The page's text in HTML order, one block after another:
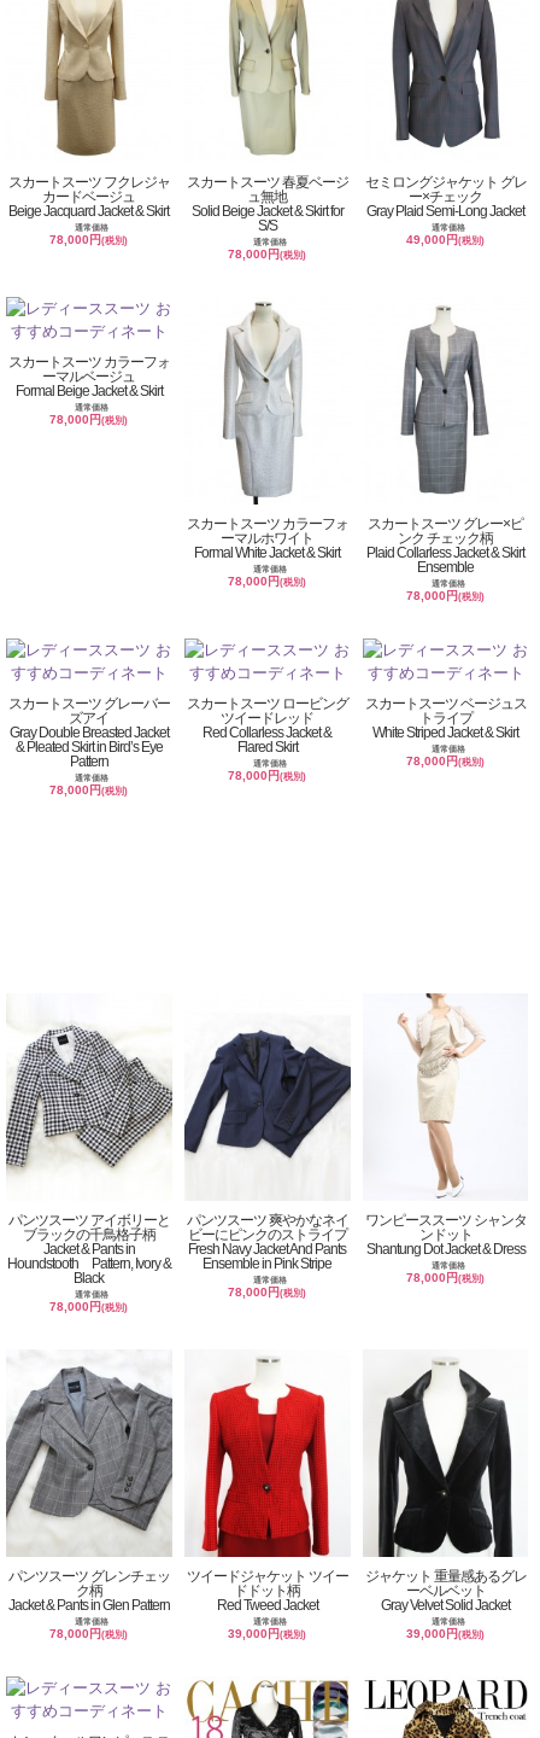
スカートスーツ フクレジャ
カードベージュ
Beige Jacquard Jacket & Skirt
通常価格
78,000円(税別)
スカートスーツ 春夏ベージ
ュ無地
Solid Beige Jacket & Skirt for
S/S
通常価格
78,000円(税別)
セミロングジャケット グレ
ー×チェック
Gray Plaid Semi-Long Jacket
通常価格
49,000円(税別)
スカートスーツ カラーフォ
ーマルベージュ
Formal Beige Jacket & Skirt
通常価格
78,000円(税別)
スカートスーツ カラーフォ
ーマルホワイト
Formal White Jacket & Skirt
通常価格
78,000円(税別)
スカートスーツ グレー×ピ
ンク チェック柄
Plaid Collarless Jacket & Skirt
Ensemble
通常価格
78,000円(税別)
スカートスーツ グレーバー
ズアイ
Gray Double Breasted Jacket
& Pleated Skirt in Bird’s Eye
Pattern
通常価格
78,000円(税別)
スカートスーツ ロービング
ツイードレッド
Red Collarless Jacket &
Flared Skirt
通常価格
78,000円(税別)
スカートスーツ ベージュス
トライプ
White Striped Jacket & Skirt
通常価格
78,000円(税別)
パンツスーツ アイボリーと
ブラックの千鳥格子柄
Jacket & Pants in
Houndstooth Pattern, Ivory &
Black
通常価格
78,000円(税別)
パンツスーツ 爽やかなネイ
ビーにピンクのストライプ
Fresh Navy Jacket And Pants
Ensemble in Pink Stripe
通常価格
78,000円(税別)
ワンピーススーツ シャンタ
ンドット
Shantung Dot Jacket & Dress
通常価格
78,000円(税別)
パンツスーツ グレンチェッ
ク柄
Jacket & Pants in Glen Pattern
通常価格
78,000円(税別)
ツイードジャケット ツイー
ドドット柄
Red Tweed Jacket
通常価格
39,000円(税別)
ジャケット 重量感あるグレ
ーベルベット
Gray Velvet Solid Jacket
通常価格
39,000円(税別)